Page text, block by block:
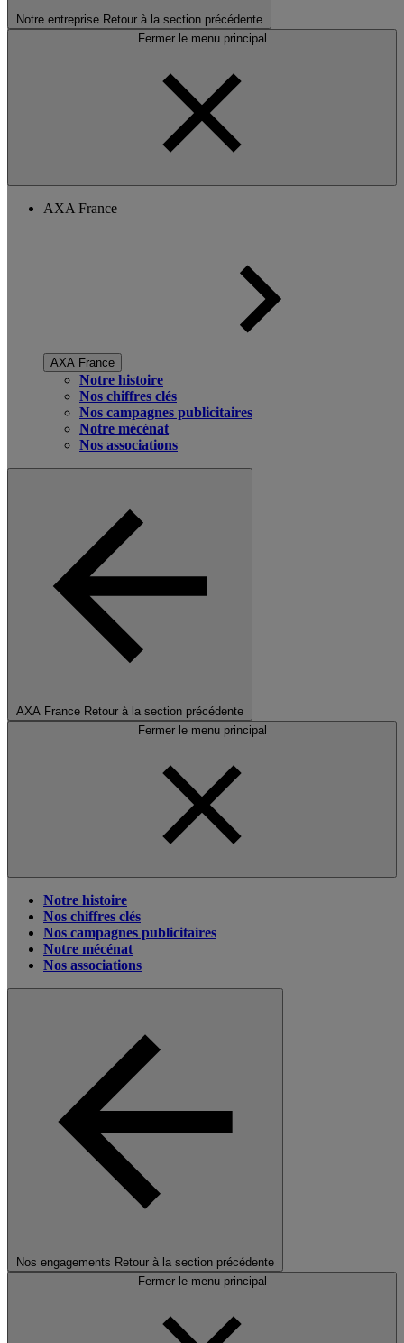
Notre entreprise Retour à la section précédente
Fermer le menu principal
AXA France
AXA France
Notre histoire
Nos chiffres clés
Nos campagnes publicitaires
Notre mécénat
Nos associations
AXA France Retour à la section précédente
Fermer le menu principal
Notre histoire
Nos chiffres clés
Nos campagnes publicitaires
Notre mécénat
Nos associations
Nos engagements Retour à la section précédente
Fermer le menu principal